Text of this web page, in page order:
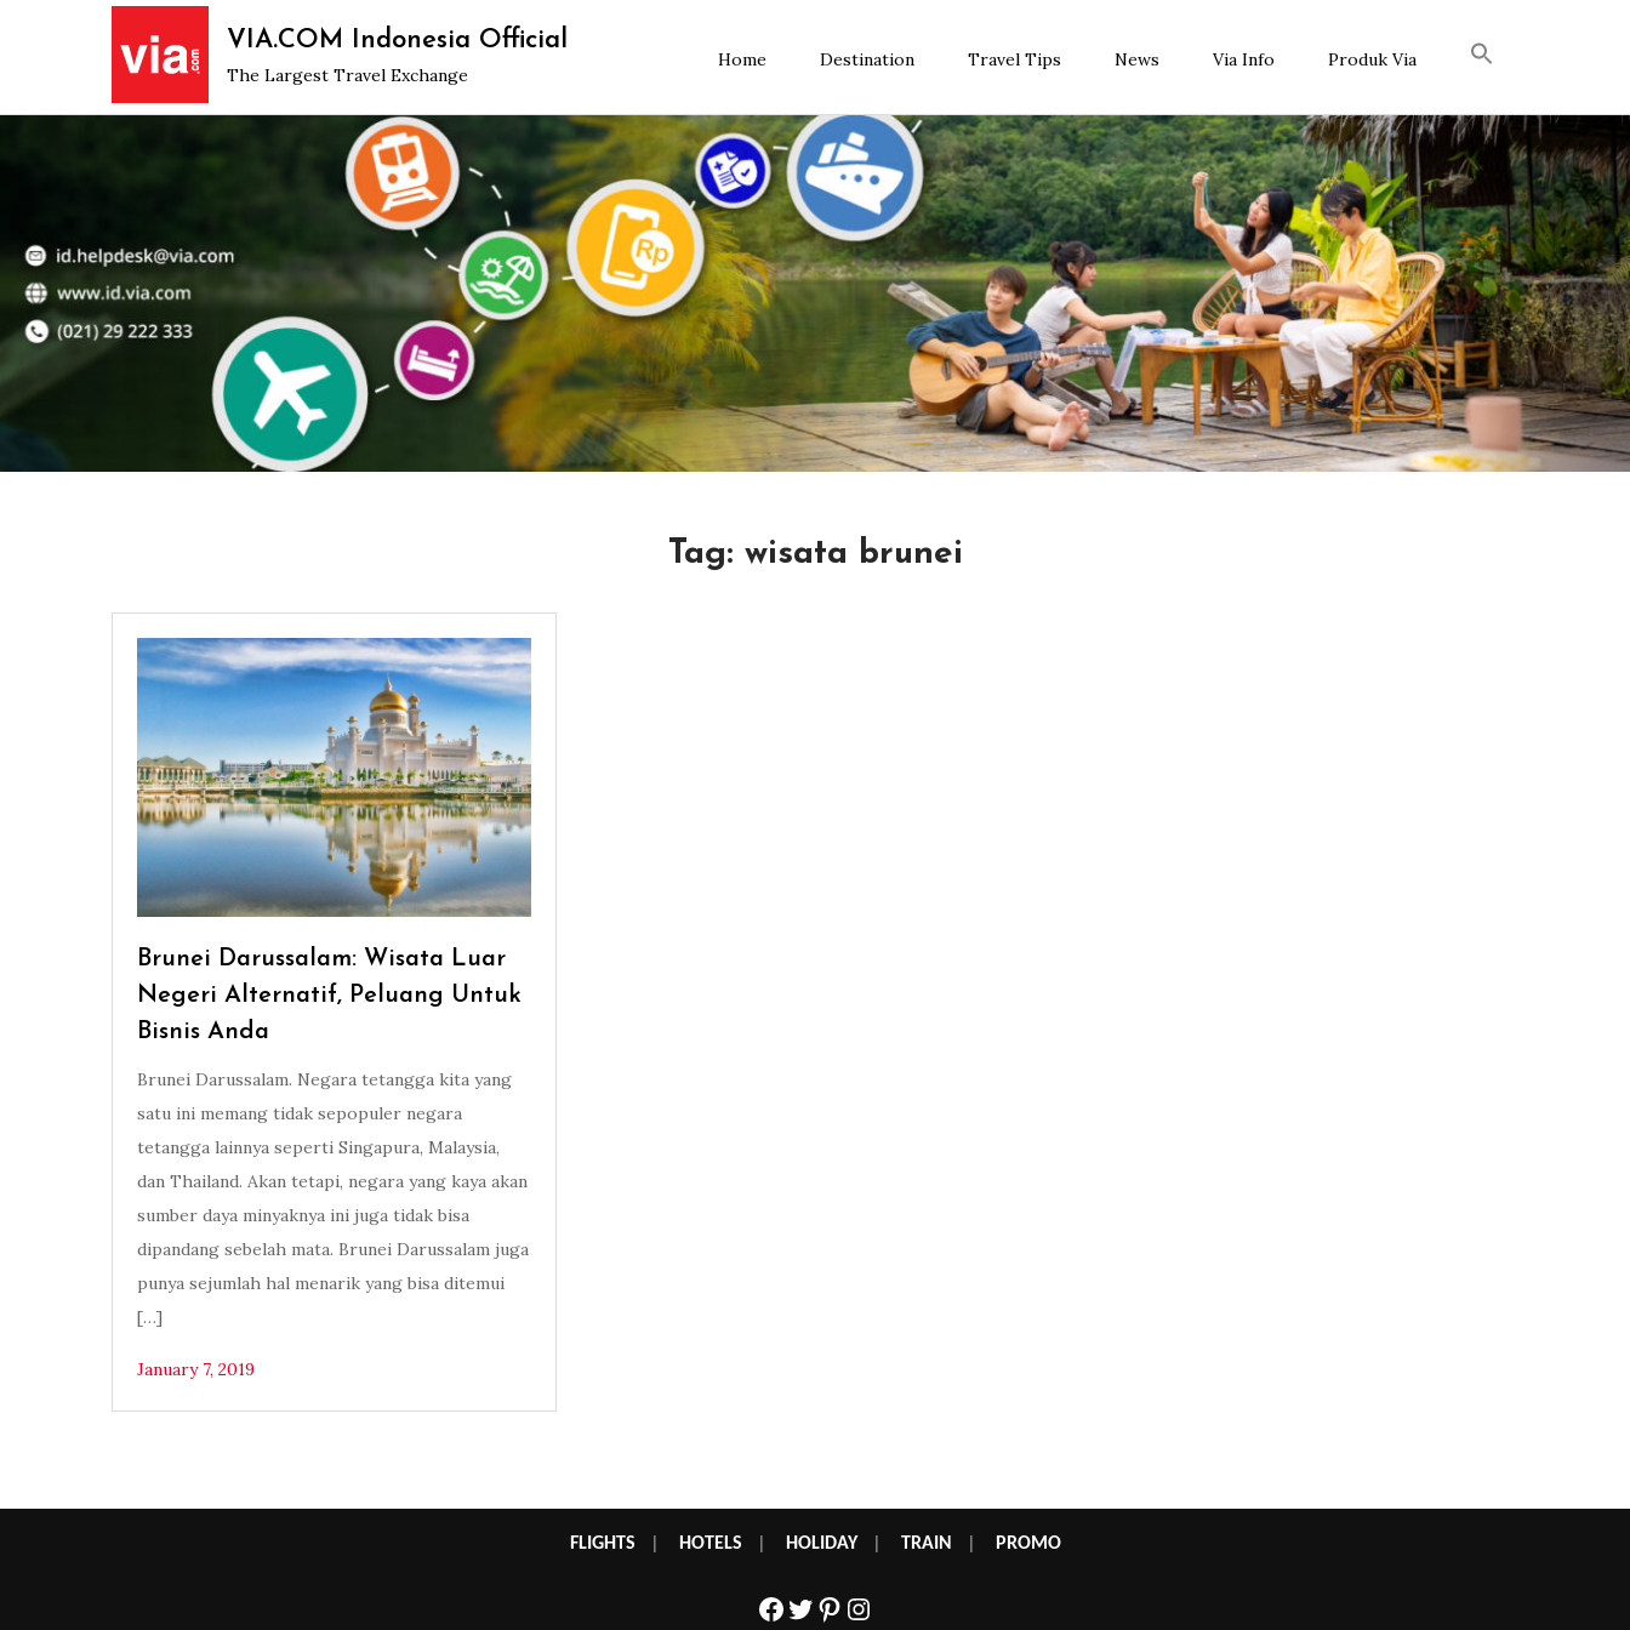
VIA.COM Indonesia Official
The Largest Travel Exchange
Home Destination Travel Tips News Via Info Produk Via
Tag: wisata brunei
Brunei Darussalam: Wisata Luar
Negeri Alternatif, Peluang Untuk
Bisnis Anda
Brunei Darussalam. Negara tetangga kita yang
satu ini memang tidak sepopuler negara
tetangga lainnya seperti Singapura, Malaysia,
dan Thailand. Akan tetapi, negara yang kaya akan
sumber daya minyaknya ini juga tidak bisa
dipandang sebelah mata. Brunei Darussalam juga
punya sejumlah hal menarik yang bisa ditemui
[…]
January 7, 2019
FLIGHTS HOTELS HOLIDAY| TRAIN PROMO
Facebook
Twitter
Pinterest
Instagram